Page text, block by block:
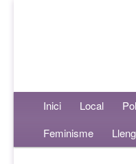
Menú principalAneu al contingut
Aneu al contingut
Inici Local
Feminisme